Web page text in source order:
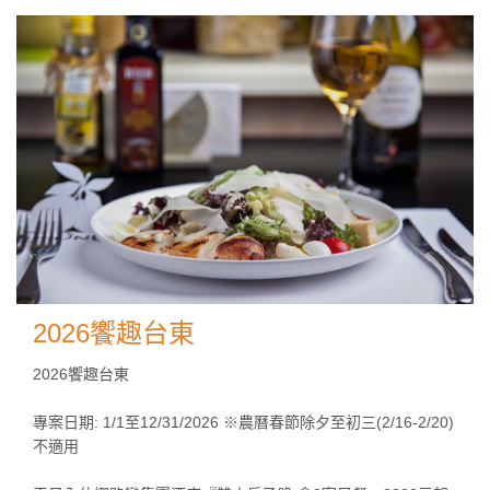
2026饗趣台東
2026饗趣台東
專案日期: 1/1至12/31/2026 ※農曆春節除夕至初三(2/16-2/20)
不適用